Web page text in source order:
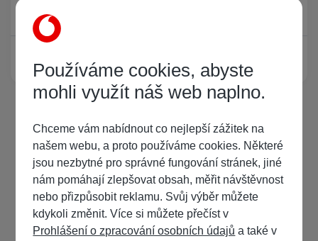
Žádný registrovaný uživatel si neprohlíží tuto stránku
Používáme cookies, abyste
mohli využít náš web naplno.
Chceme vám nabídnout co nejlepší zážitek na
našem webu, a proto používáme cookies. Některé
jsou nezbytné pro správné fungování stránek, jiné
nám pomáhají zlepšovat obsah, měřit návštěvnost
nebo přizpůsobit reklamu. Svůj výběr můžete
kdykoli změnit. Více si můžete přečíst v
Prohlášení o zpracování osobních údajů a také v